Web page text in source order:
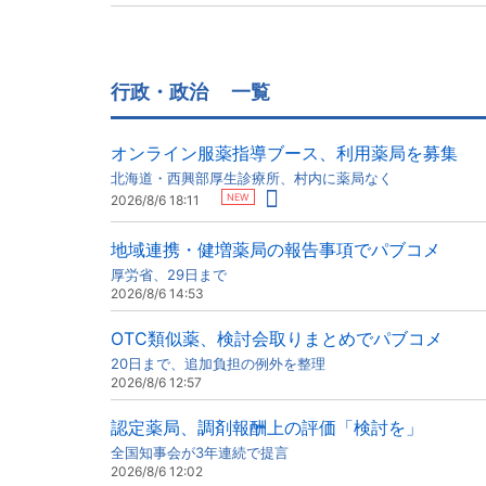
行政・政治 一覧
オンライン服薬指導ブース、利用薬局を募集
北海道・西興部厚生診療所、村内に薬局なく
2026/8/6 18:11 NEW
地域連携・健増薬局の報告事項でパブコメ
厚労省、29日まで
2026/8/6 14:53
OTC類似薬、検討会取りまとめでパブコメ
20日まで、追加負担の例外を整理
2026/8/6 12:57
認定薬局、調剤報酬上の評価「検討を」
全国知事会が3年連続で提言
2026/8/6 12:02